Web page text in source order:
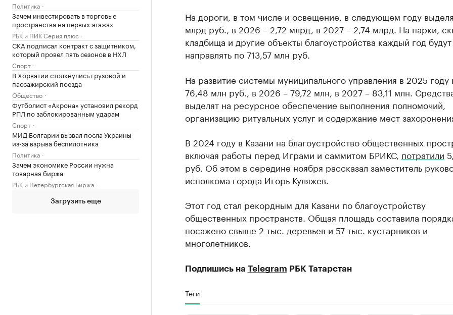
Политика
Зачем инвестировать в торговые
пространства на первых этажах
РБК и ПИК Серия плюс
СКА подписал контракт с защитником,
который провел пять сезонов в НХЛ
Спорт
В Хорватии столкнулись грузовой и
пассажирский поезда
Общество
Футболист «Акрона» установил рекорд
РПЛ по заблокированным ударам
Спорт
МИД Болгарии вызвал посла Украины
из-за взрыва беспилотника
Политика
Зачем экономике России нужна
товарная биржа
РБК и Петербургская Биржа
Загрузить еще
На дороги, в том числе и освещение, в следующем году
млрд руб., в 2026 – 2,72 млрд, в 2027 – 2,74 млрд. На парки,
кладбища и другие объекты благоустройства каждый год будут
направлять по 713,57 млн руб.
На развитие системы муниципального управления в 2025 году
76,48 млн руб., в 2026 – 79,72 млн, в 2027 – 83,11 млн.
выделят на ресурсное обеспечение выполнения полномочий,
организацию ритуальных услуг и содержание мест
В 2024 году в Казани на благоустройство общественных
включая работы перед Играми и саммитом БРИКС, потратили
руб. Об этом в середине ноября рассказал заместитель
исполкома города Игорь Куляжев.
Этот год стал рекордным для Казани по благоустройству
общественных пространств. Общая площадь составила
посажено свыше 2 тыс. деревьев и 57 тыс. кустарников и
многолетников.
Подпишись на Telegram РБК Татарстан
Теги